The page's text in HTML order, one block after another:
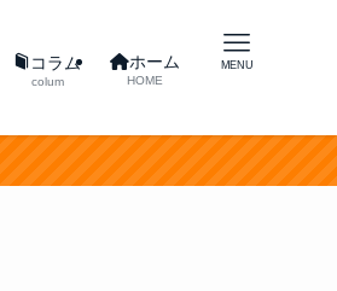
コラム
colum
ホーム
HOME
MENU